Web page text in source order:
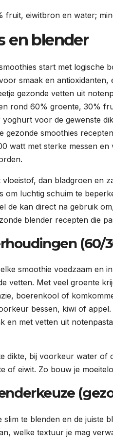
fruit, eiwitbron en water;
en blender
start met logische
smaak en
gezonde vetten uit
rond 60% groente, 30%
voor de gewenste
gezonde smoothies
watt met sterke messen
vloeistof, dan bladgroen en
om luchtig schuim te
de kan direct na gebruik
blender recepten die
(60/
smoothie voedzaam en
vetten. Met veel groente
boerenkool of
bessen, kiwi of
en met vetten uit
dikte, bij voorkeur water
of eiwit. Zo bouw je
slim te blenden en de juiste
welke textuur je mag